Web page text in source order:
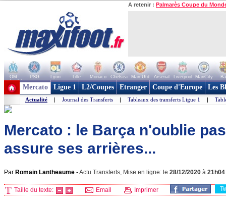
A retenir : Palmarès Coupe du
OM PSG Lyon Lille Monaco Chelsea Man Utd Arsenal Liverpool ManCity
+ de clubs
Mercato Ligue 1 L2/Coupes Etranger Coupe d'Europe Les
Actualité | Journal des Transferts | Tableaux des transferts Ligue 1 |
Mercato : le Barça n'oublie
assure ses arrières...
Par Romain Lantheaume -Actu Transferts, Mise en ligne: le 28/12/2020 à 21h04
Taille du texte: Email Imprimer